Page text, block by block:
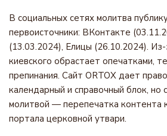
В социальных сетях молитва
первоисточники: ВКонтакте
(13.03.2024), Елицы (26.10.2024).
киевского обрастает опечатками,
препинания. Сайт ORTOX дает
календарный и справочный блок, но
молитвой — перепечатка контента
портала церковной утвари.